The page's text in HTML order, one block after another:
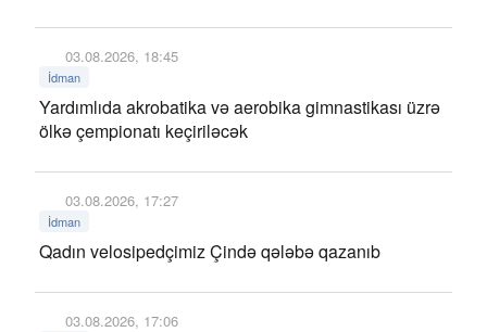
03.08.2026, 18:45
İdman
Yardımlıda akrobatika və aerobika gimnastikası üzrə
ölkə çempionatı keçiriləcək
03.08.2026, 17:27
İdman
Qadın velosipedçimiz Çində qələbə qazanıb
03.08.2026, 17:06